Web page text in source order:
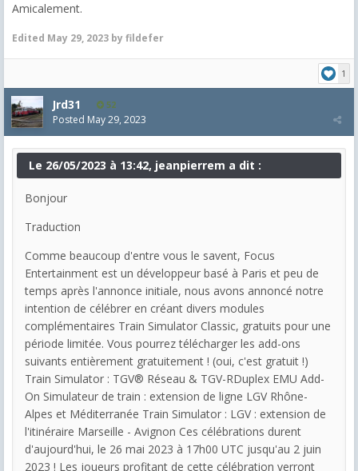
Amicalement.
Edited May 29, 2023 by fildefer
1
Jrd31 52
Posted May 29, 2023
Le 26/05/2023 à 13:42, jeanpierrem a dit :
Bonjour
Traduction
Comme beaucoup d'entre vous le savent, Focus
Entertainment est un développeur basé à Paris et peu de
temps après l'annonce initiale, nous avons annoncé notre
intention de célébrer en créant divers modules
complémentaires Train Simulator Classic, gratuits pour une
période limitée. Vous pourrez télécharger les add-ons
suivants entièrement gratuitement ! (oui, c'est gratuit !)
Train Simulator : TGV® Réseau & TGV-RDuplex EMU Add-
On Simulateur de train : extension de ligne LGV Rhône-
Alpes et Méditerranée Train Simulator : LGV : extension de
l'itinéraire Marseille - Avignon Ces célébrations durent
d'aujourd'hui, le 26 mai 2023 à 17h00 UTC jusqu'au 2 juin
2023 ! Les joueurs profitant de cette célébration verront